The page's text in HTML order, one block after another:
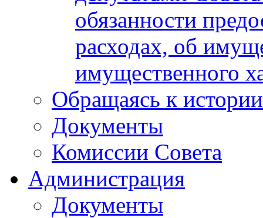
обязанности
расходах, об
имущественного
Обращаясь к истории
Документы
Комиссии Совета
Администрация
Документы